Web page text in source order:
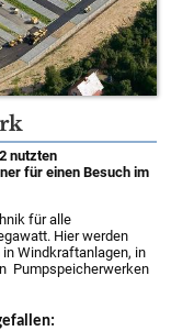
nutzten
für einen Besuch im
für alle
Hier werden
in Windkraftanlagen, in
Pumpspeicherwerken